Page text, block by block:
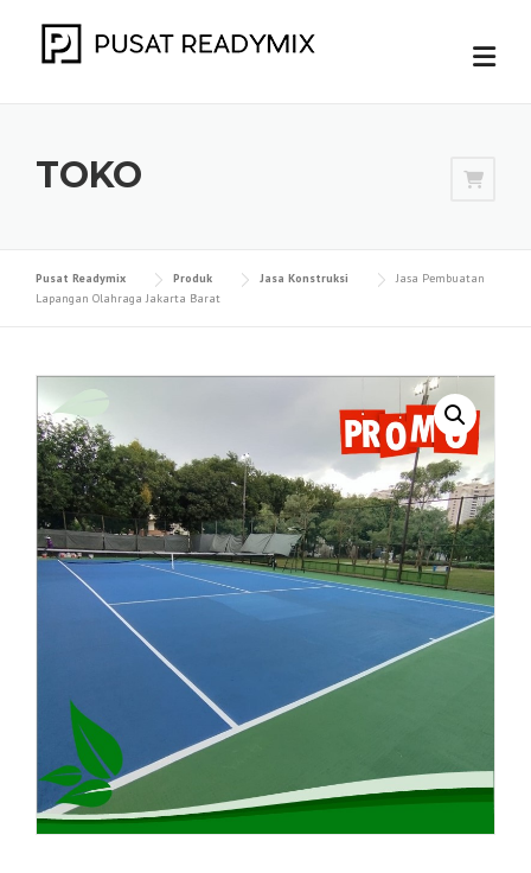
TOKO
Pusat Readymix Produk Jasa Konstruksi
Jasa Pembuatan
Lapangan Olahraga Jakarta Barat